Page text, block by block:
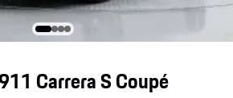
Carrera S Coupé